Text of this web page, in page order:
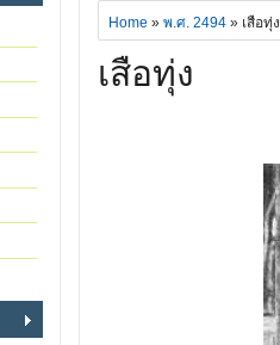
Home » พ.ศ. 2494» เสือทุ่ง
เสือทุ่ง